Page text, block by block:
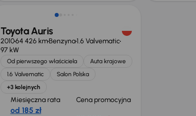
Toyota Auris
201064 426 kmBenzyna1.6 Valvematic
97 kW
Od pierwszego właściciela
Auta krajowe
1.6 Valvematic
Salon Polska
+3 kolejnych
Miesięczna rata
od 185 zł
Cena promocyjna